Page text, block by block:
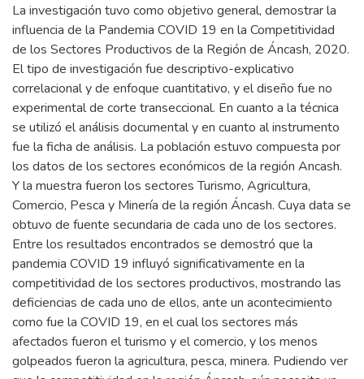
La investigación tuvo como objetivo general, demostrar la
influencia de la Pandemia COVID 19 en la Competitividad
de los Sectores Productivos de la Región de Áncash, 2020.
El tipo de investigación fue descriptivo-explicativo
correlacional y de enfoque cuantitativo, y el diseño fue no
experimental de corte transeccional. En cuanto a la técnica
se utilizó el análisis documental y en cuanto al instrumento
fue la ficha de análisis. La población estuvo compuesta por
los datos de los sectores económicos de la región Ancash.
Y la muestra fueron los sectores Turismo, Agricultura,
Comercio, Pesca y Minería de la región Áncash. Cuya data se
obtuvo de fuente secundaria de cada uno de los sectores.
Entre los resultados encontrados se demostró que la
pandemia COVID 19 influyó significativamente en la
competitividad de los sectores productivos, mostrando las
deficiencias de cada uno de ellos, ante un acontecimiento
como fue la COVID 19, en el cual los sectores más
afectados fueron el turismo y el comercio, y los menos
golpeados fueron la agricultura, pesca, minera. Pudiendo ver